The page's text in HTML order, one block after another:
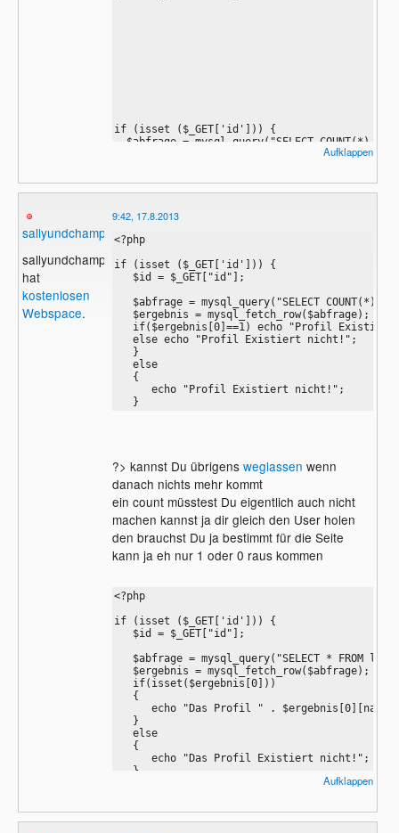
if (isset ($_GET['id'])) {
$abfrage = mysql_query("SELECT COUNT(*)
$ergebnis = mysql_fetch_row($abfrage);
    echo "Profil Existiert nicht!";
Aufklappen
sallyundchamp
sallyundchamp
hat
kostenlosen
Webspace.
9:42, 17.8.2013
<?php
if (isset ($_GET['id'])) {
   $id = $_GET["id"];
$abfrage = mysql_query("SELECT COUNT(*)
   $ergebnis = mysql_fetch_row($abfrage);
if($ergebnis[0]==1) echo "Profil
   else echo "Profil Existiert nicht!";
   }
   else
   {
      echo "Profil Existiert nicht!";
   }
?> kannst Du übrigens weglassen wenn
danach nichts mehr kommt
ein count müsstest Du eigentlich auch nicht
machen kannst ja dir gleich den User holen
den brauchst Du ja bestimmt für die Seite
kann ja eh nur 1 oder 0 raus kommen
<?php
if (isset ($_GET['id'])) {
   $id = $_GET["id"];
$abfrage = mysql_query("SELECT * FROM
   $ergebnis = mysql_fetch_row($abfrage);
   if(isset($ergebnis[0]))
   {
echo "Das Profil " .
   }
   else
   {
      echo "Das Profil Existiert nicht!";
   }
    echo "Das Profil Existiert nicht!";
Aufklappen